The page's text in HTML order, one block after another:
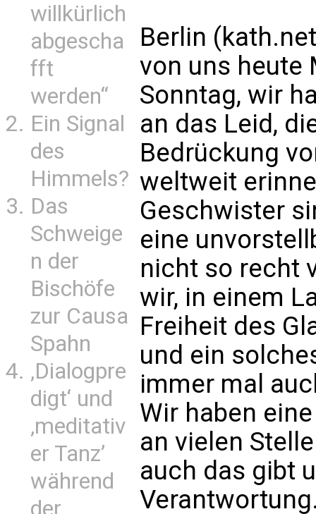
willkürlich
abgescha
fft
werden“
Ein Signal
des
Himmels?
Das
Schweige
n der
Bischöfe
zur Causa
Spahn
‚Dialogpre
digt‘ und
‚meditativ
er Tanz’
während
der
Berlin
von uns heute
Sonntag, wir
an das Leid,
Bedrückung
weltweit
Geschwister
eine
nicht so recht
wir, in einem
Freiheit des
und ein
immer mal
Wir haben
an vielen
auch das gibt